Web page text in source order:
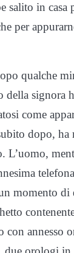
salito in casa
per
qualche
della signora
come
dopo, ha
L’uomo,
momento di
con annesso